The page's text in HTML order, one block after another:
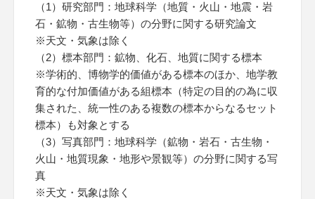
（1）研究部門：地球科学（地質・火山・地震・岩
石・鉱物・古生物等）の分野に関する研究論文
※天文・気象は除く
（2）標本部門：鉱物、化石、地質に関する標本
※学術的、博物学的価値がある標本のほか、地学教
育的な付加価値がある組標本（特定の目的の為に収
集された、統一性のある複数の標本からなるセット
標本）も対象とする
（3）写真部門：地球科学（鉱物・岩石・古生物・
火山・地質現象・地形や景観等）の分野に関する写
真
※天文・気象は除く